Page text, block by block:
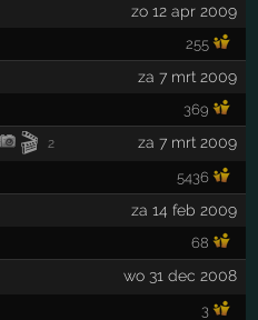
zo 12 apr 2009
255
za 7 mrt 2009
369
🎬 2 za 7 mrt 2009
5436
za 14 feb 2009
68
wo 31 dec 2008
3